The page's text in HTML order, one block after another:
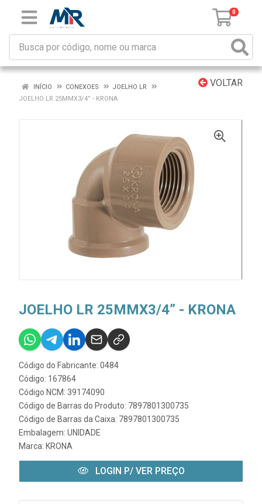
0
VOLTAR
INÍCIO CONEXOES
JOELHO LR
JOELHO LR 25MMX3/4” - KRONA
JOELHO LR 25MMX3/4” - KRONA
Código do Fabricante: 0484
Código: 167864
Código NCM: 39174090
Código de Barras do Produto: 7897801300735
Código de Barras da Caixa: 7897801300735
Embalagem: UNIDADE
Marca: KRONA
LOGIN P/ VER PREÇO